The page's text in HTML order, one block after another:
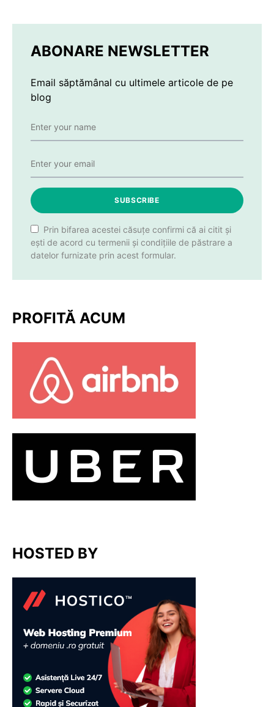
ABONARE NEWSLETTER
Email săptămânal cu ultimele articole de pe
blog
SUBSCRIBE
Prin bifarea acestei căsuțe confirmi că ai citit și
ești de acord cu termenii și condițiile de păstrare a
datelor furnizate prin acest formular.
PROFITĂ ACUM
HOSTED BY